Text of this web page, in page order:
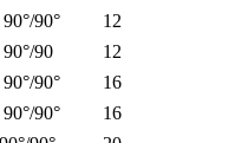
90°
12
90
12
90°
16
90°
16